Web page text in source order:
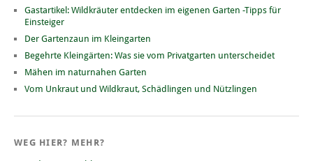
Gastartikel: Wildkräuter entdecken im eigenen Garten -Tipps für
Einsteiger
Der Gartenzaun im Kleingarten
Begehrte Kleingärten: Was sie vom Privatgarten unterscheidet
Mähen im naturnahen Garten
Vom Unkraut und Wildkraut, Schädlingen und Nützlingen
WEG HIER? MEHR?